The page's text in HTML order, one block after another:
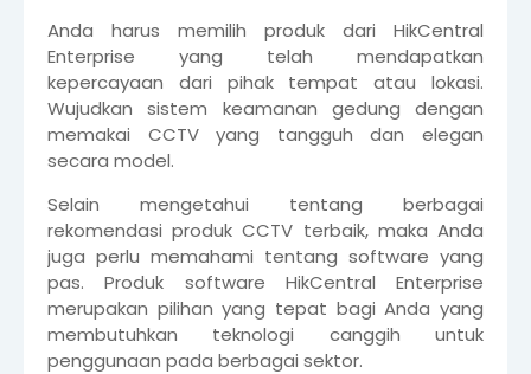
Anda harus memilih produk dari HikCentral
Enterprise yang telah mendapatkan
kepercayaan dari pihak tempat atau lokasi.
Wujudkan sistem keamanan gedung dengan
memakai CCTV yang tangguh dan elegan
secara model.
Selain mengetahui tentang berbagai
rekomendasi produk CCTV terbaik, maka Anda
juga perlu memahami tentang software yang
pas. Produk software HikCentral Enterprise
merupakan pilihan yang tepat bagi Anda yang
membutuhkan teknologi canggih untuk
penggunaan pada berbagai sektor.